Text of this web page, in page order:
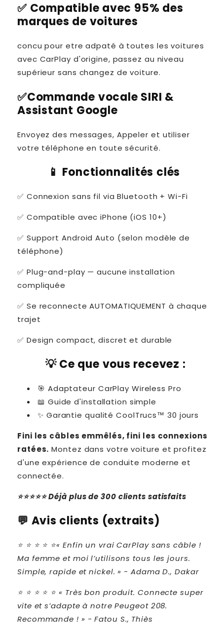
✅ Compatible avec 95% des
marques de voitures
concu pour etre adpaté à toutes les voitures
avec CarPlay d'origine, passez au niveau
supérieur sans changez de voiture.
✅Commande vocale SIRI &
Assistant Google
Envoyez des messages, Appeler et utiliser
votre téléphone en toute sécurité.
📱 Fonctionnalités clés
✅ Connexion sans fil via Bluetooth + Wi-Fi
✅ Compatible avec iPhone (iOS 10+)
✅ Support Android Auto (selon modèle de
téléphone)
✅ Plug-and-play — aucune installation
compliquée
✅ Se reconnecte AUTOMATIQUEMENT à chaque
trajet
✅ Design compact, discret et durable
💡 Ce que vous recevez :
🎯 Adaptateur CarPlay Wireless Pro
📖 Guide d'installation simple
✨ Garantie qualité CoolTrucs™ 30 jours
Fini les câbles emmêlés, fini les connexions
ratées. Montez dans votre voiture et profitez
d'une expérience de conduite moderne et
connectée.
⭐⭐⭐⭐⭐ Déjà plus de 300 clients satisfaits
💬 Avis clients (extraits)
⭐ ⭐ ⭐ ⭐ ⭐« Enfin un vrai CarPlay sans câble !
Ma femme et moi l’utilisons tous les jours.
Simple, rapide et nickel. » - Adama D., Dakar
⭐ ⭐ ⭐ ⭐ ⭐ « Très bon produit. Connecte super
vite et s’adapte à notre Peugeot 208.
Recommande ! » - Fatou S., Thiès